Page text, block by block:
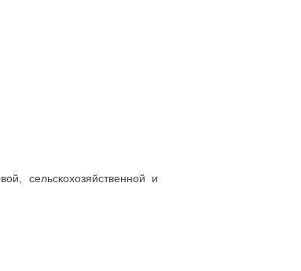
сельскохозяйственной и